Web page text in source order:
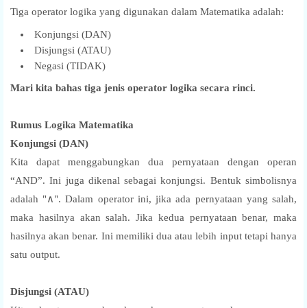
Tiga operator logika yang digunakan dalam Matematika adalah:
Konjungsi (DAN)
Disjungsi (ATAU)
Negasi (TIDAK)
Mari kita bahas tiga jenis operator logika secara rinci.
Rumus Logika Matematika
Konjungsi (DAN)
Kita dapat menggabungkan dua pernyataan dengan operan
“AND”. Ini juga dikenal sebagai konjungsi. Bentuk simbolisnya
adalah "∧". Dalam operator ini, jika ada pernyataan yang salah,
maka hasilnya akan salah. Jika kedua pernyataan benar, maka
hasilnya akan benar. Ini memiliki dua atau lebih input tetapi hanya
satu output.
Disjungsi (ATAU)